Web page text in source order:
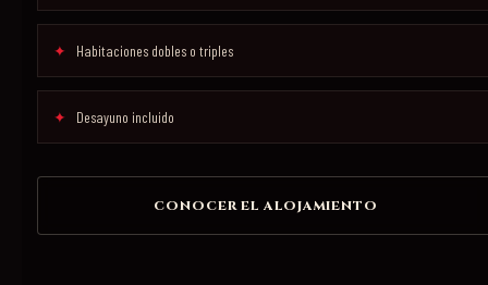
Habitaciones dobles o triples
Desayuno incluido
CONOCER EL ALOJAMIENTO